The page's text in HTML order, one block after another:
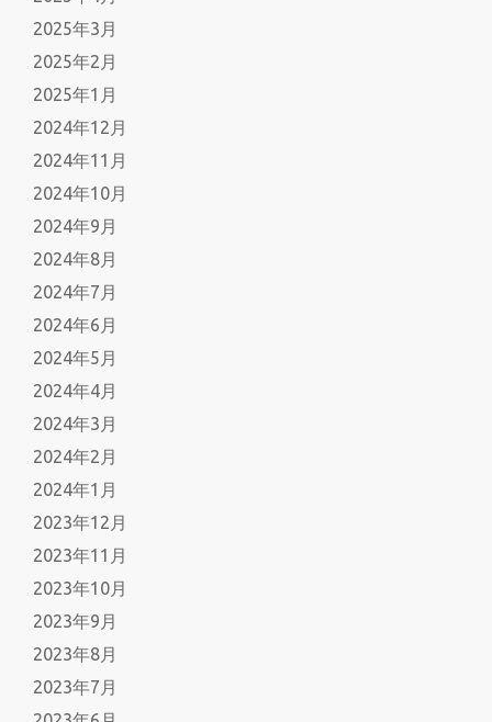
2025年3月
2025年2月
2025年1月
2024年12月
2024年11月
2024年10月
2024年9月
2024年8月
2024年7月
2024年6月
2024年5月
2024年4月
2024年3月
2024年2月
2024年1月
2023年12月
2023年11月
2023年10月
2023年9月
2023年8月
2023年7月